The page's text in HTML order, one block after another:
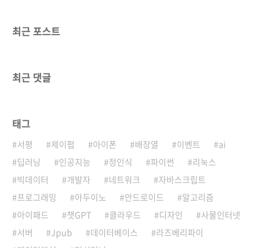
최근 포스트
최근 댓글
태그
서평 제이펍 아이폰 배장열 이벤트
ai
딥러닝
인공지능 정인식 파이썬
리눅스
빅데이터
개발자 네트워크
자바스크립트
프로그래밍
아두이노 안드로이드
알고리즘
아이패드
챗GPT 클라우드 디자인
사물인터넷
서버
Jpub 데이터베이스
라즈베리파이